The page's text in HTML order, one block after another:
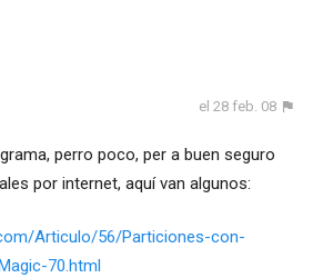
el 28 feb. 08
perro poco, per a buen seguro
por internet, aquí van algunos:
Articulo/56/Particiones-con-
70.html